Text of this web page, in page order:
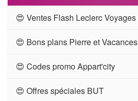
😍 Ventes Flash Leclerc Voyages
😍 Bons plans Pierre et Vacances
😍 Codes promo Appart'city
😍 Offres spéciales BUT